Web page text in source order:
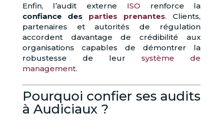
Enfin, l’audit externe ISO renforce la
confiance des parties prenantes. Clients,
partenaires et autorités de régulation
accordent davantage de crédibilité aux
organisations capables de démontrer la
robustesse de leursystème de
management.
Pourquoi confier ses audits
à Audiciaux ?